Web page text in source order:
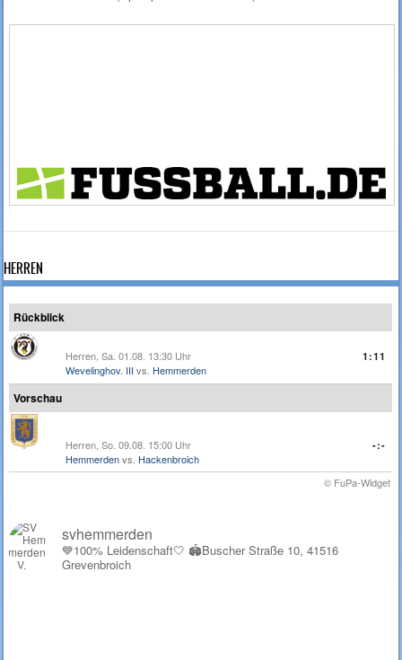
HERREN
Rückblick
Herren, Sa. 01.08. 13:30 Uhr
Wevelinghov. IIIvs. Hemmerden
1:11
Vorschau
Herren, So. 09.08. 15:00 Uhr
Hemmerdenvs. Hackenbroich
-:-
© FuPa-Widget
svhemmerden
💙100% Leidenschaft🤍 🏟️Buscher Straße 10, 41516
Grevenbroich